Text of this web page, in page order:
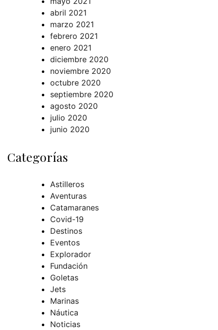
abril 2021
marzo 2021
febrero 2021
enero 2021
diciembre 2020
noviembre 2020
octubre 2020
septiembre 2020
agosto 2020
julio 2020
junio 2020
Categorías
Astilleros
Aventuras
Catamaranes
Covid-19
Destinos
Eventos
Explorador
Fundación
Goletas
Jets
Marinas
Náutica
Noticias